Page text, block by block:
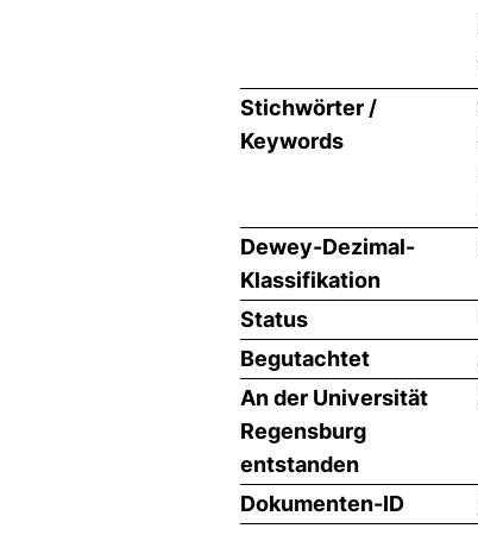
Stichwörter /
Keywords
Dewey-Dezimal-
Klassifikation
Status
Begutachtet
An der Universität
Regensburg
entstanden
Dokumenten-ID